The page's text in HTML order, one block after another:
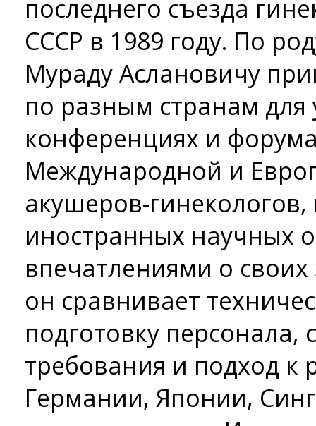
последнего съезда
СССР в 1989 году. По
Мураду Аслановичу
по разным странам для
конференциях и
Международной и
акушеров-
иностранных научных
впечатлениями о
он сравнивает
подготовку персонала,
требования и подход к
Германии, Японии,